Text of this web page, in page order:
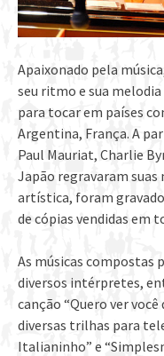
Apaixonado pela
seu ritmo e sua
para tocar em países
Argentina, França. A
Paul Mauriat, Charlie
Japão regravaram
artística, foram
de cópias vendidas em
As músicas compostas
diversos intérpretes,
canção “Quero ver
diversas trilhas para
Italianinho” e